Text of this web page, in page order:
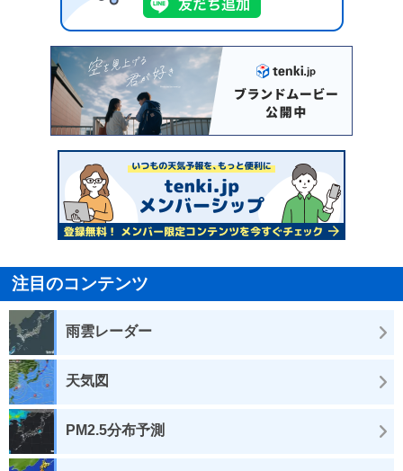
注目のコンテンツ
雨雲レーダー
天気図
PM2.5分布予測